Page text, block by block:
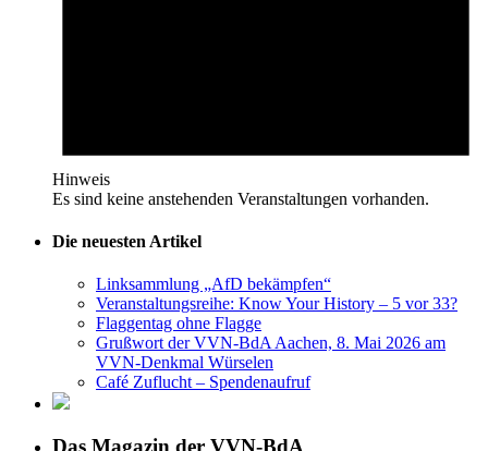
Hinweis
Es sind keine anstehenden Veranstaltungen vorhanden.
Die neuesten Artikel
Linksammlung „AfD bekämpfen“
Veranstaltungsreihe: Know Your History – 5 vor 33?
Flaggentag ohne Flagge
Grußwort der VVN-BdA Aachen, 8. Mai 2026 am
VVN-Denkmal Würselen
Café Zuflucht – Spendenaufruf
Das Magazin der VVN-BdA